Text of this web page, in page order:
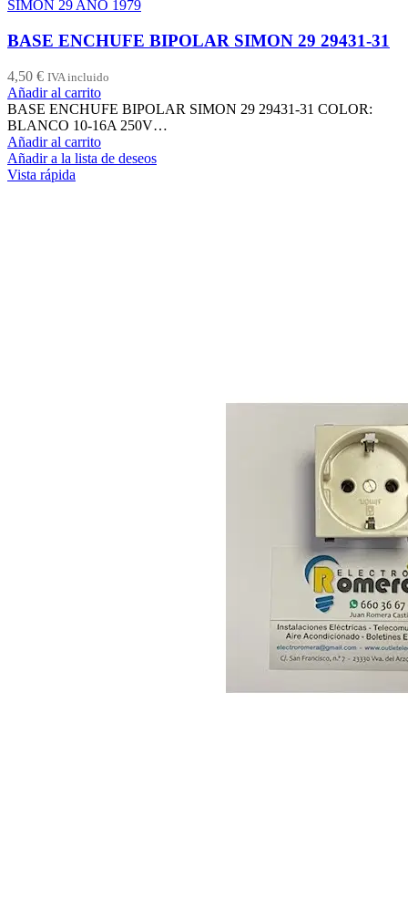
SIMON 29 AÑO 1979
BASE ENCHUFE BIPOLAR SIMON 29 29431-31
4,50 € IVA incluido
Añadir al carrito
BASE ENCHUFE BIPOLAR SIMON 29 29431-31 COLOR:
BLANCO 10-16A 250V…
Añadir al carrito
Añadir a la lista de deseos
Vista rápida